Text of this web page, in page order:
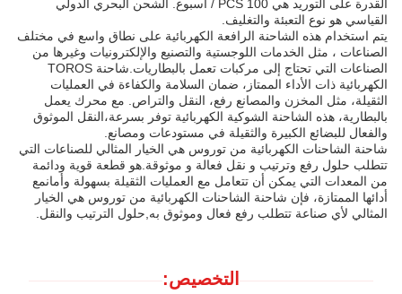
القدرة على التوريد هي 100 PCS / أسبوع. الشحن البحري الدولي
القياسي هو نوع التعبئة والتغليف.
يتم استخدام هذه الشاحنة الرافعة الكهربائية على نطاق واسع في مختلف
الصناعات ، مثل الخدمات اللوجستية والتصنيع والإلكترونيات وغيرها من
الصناعات التي تحتاج إلى مركبات تعمل بالبطاريات.شاحنة TOROS
الكهربائية ذات الأداء الممتاز، ضمان السلامة والكفاءة في العمليات
الثقيلة، مثل المخزن والمصانع رفع، النقل والتراص. مع محرك يعمل
بالبطارية، هذه الشاحنة الشوكية الكهربائية توفر بسرعة،النقل الموثوق
والفعال للبضائع الكبيرة والثقيلة في مستودعات ومصانع.
شاحنة الشاحنات الكهربائية من توروس هي الخيار المثالي للصناعات التي
تتطلب حلول رفع وترتيب و نقل فعالة و موثوقة.هو قطعة قوية ودائمة
من المعدات التي يمكن أن تتعامل مع العمليات الثقيلة بسهولة وأمانمع
أدائها الممتازة، فإن شاحنة الشاحنات الكهربائية من توروس هي الخيار
المثالي لأي صناعة تتطلب رفع فعال وموثوق به,حلول الترتيب والنقل.
التخصيص: